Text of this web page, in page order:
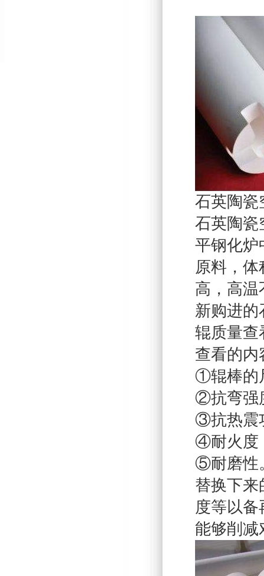
石英陶瓷
石英陶瓷
平钢化炉
原料，
高，高温
新购进的
辊质量查
查看的内
①辊棒的
②抗弯强
③抗热震
④耐火度
⑤耐磨性
替换下来
度等以
能够削减